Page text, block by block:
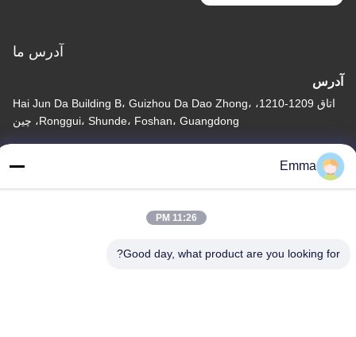
آدرس ما
آدرس
اتاق 1209-1210، Hai Jun Da Building B، Guizhou Da Dao Zhong،
Ronggui، Shunde، Foshan، Guangdong، چین
تلفن
Emma
11:26 PM
Good day, what product are you looking for?